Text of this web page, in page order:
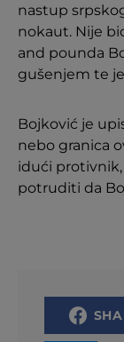
nastup
nokaut. Nije
and pounda
gušenjem te
Bojković je
nebo granica
idući
potruditi da